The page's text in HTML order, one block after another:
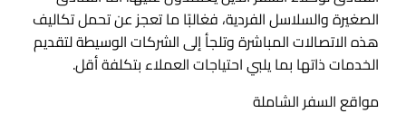
الصغيرة والسلاسل الفردية، فغالبًا ما تعجز عن تحمل تكاليف
هذه الاتصالات المباشرة وتلجأ إلى الشركات الوسيطة لتقديم
الخدمات ذاتها بما يلبي احتياجات العملاء بتكلفة أقل.
مواقع السفر الشاملة